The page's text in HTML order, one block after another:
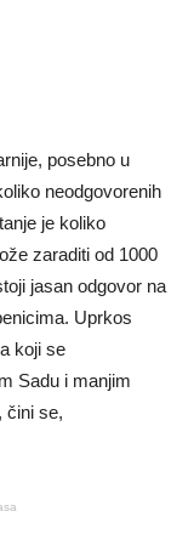
posebno u
neodgovorenih
je koliko
zaraditi od 1000
jasan odgovor na
Uprkos
koji se
Sadu i manjim
čini se,